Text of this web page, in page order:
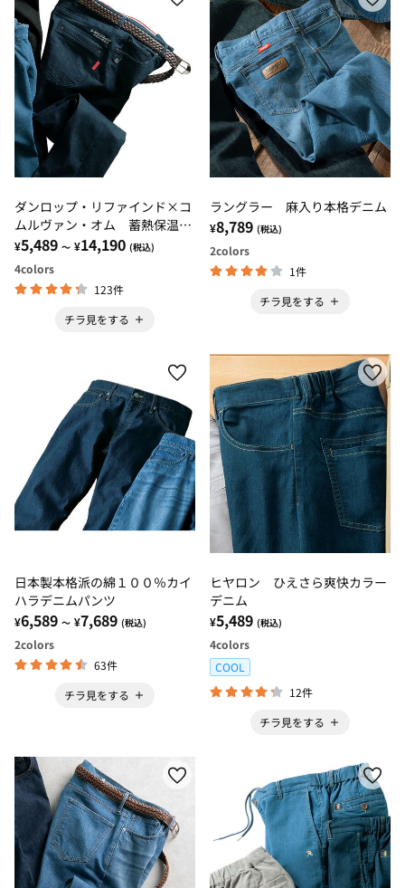
ダンロップ・リファインド×コ
ムルヴァン・オム 蓄熱保温プ
レミアムジーンズ
¥5,489 ～ ¥14,190 (税込)
4colors
123件
チラ見をする
ラングラー 麻入り本格デニム
¥8,789 (税込)
2colors
1件
チラ見をする
日本製本格派の綿１００％カイ
ハラデニムパンツ
¥6,589 ～ ¥7,689 (税込)
2colors
63件
チラ見をする
ヒヤロン ひえさら爽快カラー
デニム
¥5,489 (税込)
4colors
COOL
12件
チラ見をする